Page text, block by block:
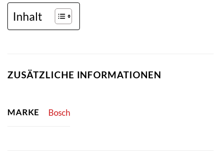
Inhalt
ZUSÄTZLICHE INFORMATIONEN
MARKE Bosch